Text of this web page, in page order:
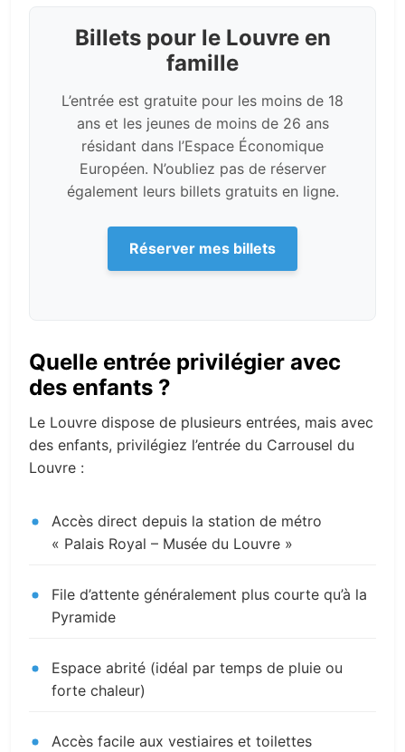
Billets pour le Louvre en
famille
L’entrée est gratuite pour les moins de 18
ans et les jeunes de moins de 26 ans
résidant dans l’Espace Économique
Européen. N’oubliez pas de réserver
également leurs billets gratuits en ligne.
Réserver mes billets
Quelle entrée privilégier avec
des enfants ?
Le Louvre dispose de plusieurs entrées, mais avec
des enfants, privilégiez l’entrée du Carrousel du
Louvre :
Accès direct depuis la station de métro
« Palais Royal – Musée du Louvre »
File d’attente généralement plus courte qu’à la
Pyramide
Espace abrité (idéal par temps de pluie ou
forte chaleur)
Accès facile aux vestiaires et toilettes